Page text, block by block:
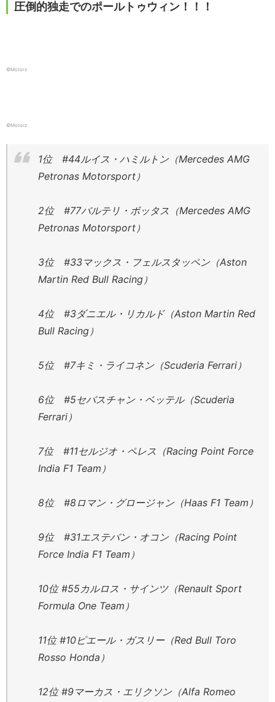
圧倒的独走でのポールトゥウィン！！！
©️Motorz
©️Motorz
1位 #44ルイス・ハミルトン（Mercedes AMG
Petronas Motorsport）
2位 #77バルテリ・ボッタス（Mercedes AMG
Petronas Motorsport）
3位 #33マックス・フェルスタッペン（Aston
Martin Red Bull Racing）
4位 #3ダニエル・リカルド（Aston Martin Red
Bull Racing）
5位 #7キミ・ライコネン（Scuderia Ferrari）
6位 #5セバスチャン・ベッテル（Scuderia
Ferrari）
7位 #11セルジオ・ペレス（Racing Point Force
India F1 Team）
8位 #8ロマン・グロージャン（Haas F1 Team）
9位 #31エステバン・オコン（Racing Point
Force India F1 Team）
10位 #55カルロス・サインツ（Renault Sport
Formula One Team）
11位 #10ピエール・ガスリー（Red Bull Toro
Rosso Honda）
12位 #9マーカス・エリクソン（Alfa Romeo